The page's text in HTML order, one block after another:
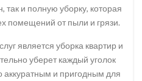
так и полную уборку, которая
помещений от пыли и грязи.
является уборка квартир и
уберет каждый уголок
аккуратным и пригодным для